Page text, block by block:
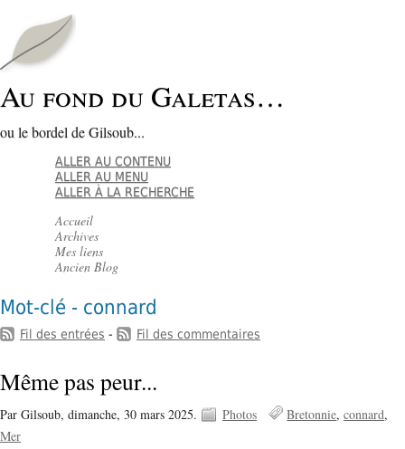
Au fond du Galetas…
ou le bordel de Gilsoub...
ALLER AU CONTENU
ALLER AU MENU
ALLER À LA RECHERCHE
Accueil
Archives
Mes liens
Ancien Blog
Mot-clé - connard
Fil des entrées - Fil des commentaires
Même pas peur...
Par Gilsoub, dimanche, 30 mars 2025. Photos Bretonnie connard
Mer